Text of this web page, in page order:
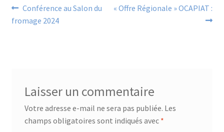
Nous contacter
Navigation
de
Article
précédent :
Conférence au Salon du
fromage 2024
Article
« Offre Régionale » OCAPIAT :
Laisser un commentaire
Votre adresse e-mail ne sera pas publiée. Les
champs obligatoires sont indiqués avec *